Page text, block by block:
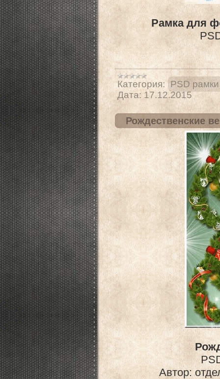
Рамка для
Категория: PSD
Дата: 17.12.2015
Рождественские
Автор: